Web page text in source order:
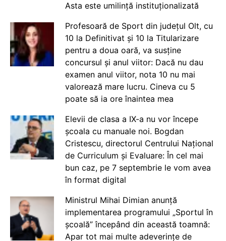
Asta este umilință instituționalizată
Profesoară de Sport din județul Olt, cu
10 la Definitivat și 10 la Titularizare
pentru a doua oară, va susține
concursul și anul viitor: Dacă nu dau
examen anul viitor, nota 10 nu mai
valorează mare lucru. Cineva cu 5
poate să ia ore înaintea mea
Elevii de clasa a IX-a nu vor începe
școala cu manuale noi. Bogdan
Cristescu, directorul Centrului Național
de Curriculum și Evaluare: În cel mai
bun caz, pe 7 septembrie le vom avea
în format digital
Ministrul Mihai Dimian anunță
implementarea programului „Sportul în
școală” începând din această toamnă:
Apar tot mai multe adeverințe de